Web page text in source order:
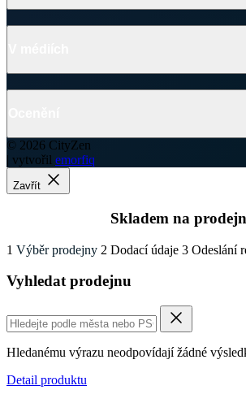
© 2026 CityZen
| vytvořil emorfiq
Zavřít
Skladem na
1 Výběr prodejny 2 Dodací údaje 3 Odeslání
Vyhledat prodejnu
Hledanému výrazu neodpovídají žádné
Detail produktu